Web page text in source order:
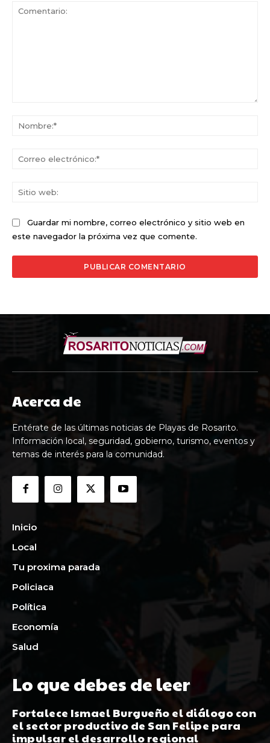
Guardar mi nombre, correo electrónico y sitio web en
este navegador la próxima vez que comente.
Acerca de
Entérate de las últimas noticias de Playas de Rosarito.
Información local, seguridad, gobierno, turismo, eventos y
temas de interés para la comunidad.
Inicio
Local
Tu proxima parada
Policiaca
Política
Economía
Salud
Lo que debes de leer
Fortalece Ismael Burgueño el diálogo con
el sector productivo de San Felipe para
impulsar el desarrollo regional